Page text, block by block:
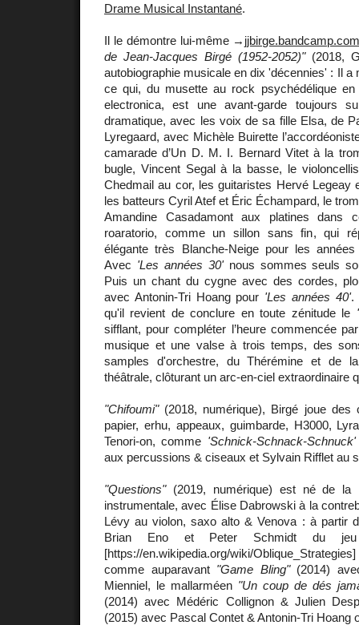
Drame Musical Instantané.
Il le démontre lui-même →
de Jean-Jacques Birgé (1952-2052)"(2018,
autobiographie musicale en dix 'décennies' : Il a
ce qui, du musette au rock psychédélique
electronica, est une avant-garde toujours
dramatique, avec les voix de sa fille Elsa, de
Lyregaard, avec Michèle Buirette
camarade d’Un D. M. I. Bernard Vitet à la
bugle, Vincent Segal à la basse, le
Chedmail au cor, les guitaristes Hervé Legeay
les batteurs Cyril Atef et Éric Échampard, le
Amandine Casadamont aux platines dans
roaratorio, comme un sillon sans fin, qui
élégante très Blanche-Neige pour les
Avec 'Les années 30'nous sommes seuls
Puis un chant du cygne avec des cordes,
avec Antonin-Tri Hoang pour 'Les années 40'.
qu'il revient de conclure en toute zénitude le
sifflant, pour compléter l’heure commencée
musique et une valse à trois temps, des
samples d'orchestre, du Thérémine et de
théâtrale, clôturant un arc-en-ciel extraordinaire
"Chifoumi"(2018, numérique), Birgé joue des
papier, erhu, appeaux, guimbarde, H3000,
Tenori-on, comme 'Schnick-Schnack-Schnuck'
aux percussions & ciseaux et Sylvain Rifflet au
"Questions"(2019, numérique) est né de la
instrumentale, avec Élise Dabrowski à la
Lévy au violon, saxo alto & Venova : à partir
Brian Eno et Peter Schmidt du jeu
[https://en.wikipedia.org/wiki/
comme auparavant "Game Bling"(2014)
Mienniel, le mallarméen "Un coup de dés
(2014) avec Médéric Collignon & Julien
(2015) avec Pascal Contet & Antonin-Tri Hoang